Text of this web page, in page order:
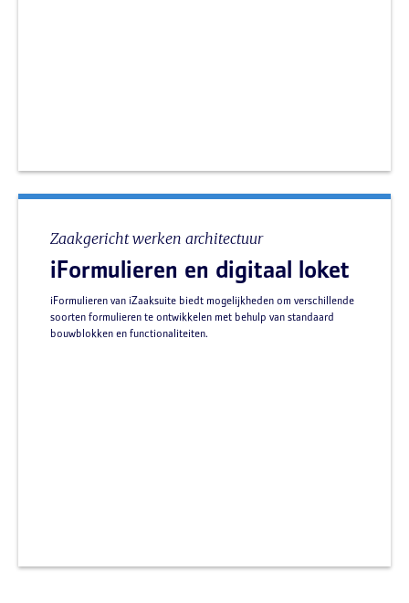
Zaakgericht werken architectuur
iFormulieren en digitaal loket
iFormulieren van iZaaksuite biedt mogelijkheden om verschillende
soorten formulieren te ontwikkelen met behulp van standaard
bouwblokken en functionaliteiten.